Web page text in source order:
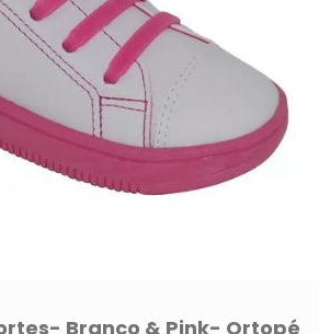
Branco & Pink- Ortopé